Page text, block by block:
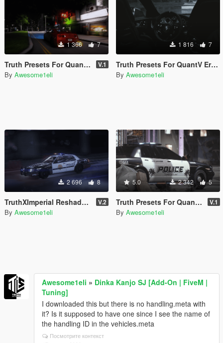
1 366 7
Truth Presets For QuantV Bloomy Real Qv3 V.1
By Awesome1eli
1 816 7
Truth Presets For QuantV Erebus Era Qv3
By Awesome1eli
2 696 8
TruthXImperial Reshade Preset for QuantV V.2
By Awesome1eli
5.0 2 342 5
Truth Presets For QuantV | FiveM & SP | Radiant Reality Qv3 V.1
By Awesome1eli
Awesome1eli » Dinka Kanjo SJ [Add-On | FiveM |
Tuning]
I downloaded this but there is no handling.meta with
it? Is it supposed to have one since I see the name of
the handling ID in the vehicles.meta
Посмотрите контекст